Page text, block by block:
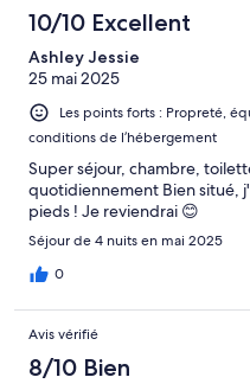
10/10 Excellent
Ashley Jessie
25 mai 2025
Les points forts : Propreté,
conditions de l’hébergement
Super séjour, chambre,
quotidiennement Bien situé,
pieds ! Je reviendrai 😊
Séjour de 4 nuits en mai 2025
0
Avis vérifié
8/10 Bien